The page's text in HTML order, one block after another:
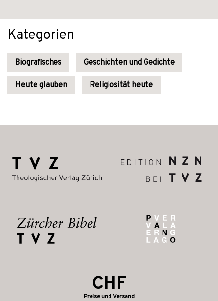
Kategorien
Biografisches Geschichten und Gedichte
Heute glauben Religiosität heute
CHF
Preise und Versand